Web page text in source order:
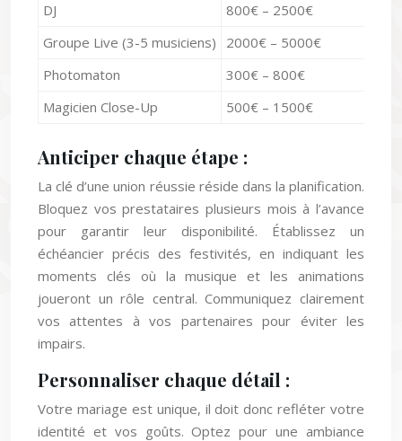
DJ
800€ – 2500€
Groupe Live (3-5 musiciens)
2000€ – 5000€
Photomaton
300€ – 800€
Magicien Close-Up
500€ – 1500€
Anticiper chaque étape :
La clé d’une union réussie réside dans la planification.
Bloquez vos prestataires plusieurs mois à l’avance
pour garantir leur disponibilité. Établissez un
échéancier précis des festivités, en indiquant les
moments clés où la musique et les animations
joueront un rôle central. Communiquez clairement
vos attentes à vos partenaires pour éviter les
impairs.
Personnaliser chaque détail :
Votre mariage est unique, il doit donc refléter votre
identité et vos goûts. Optez pour une ambiance